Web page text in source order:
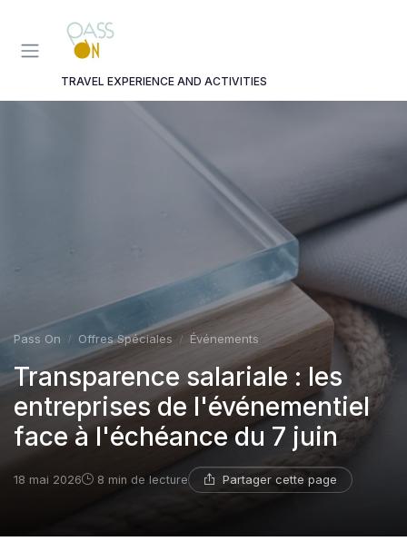
TRAVEL EXPERIENCE AND ACTIVITIES
Pass On Offres Spéciales Événements
Transparence salariale : les
entreprises de l'événementiel
face à l'échéance du 7 juin
18 mai 2026 8 min de lecture Partager cette page